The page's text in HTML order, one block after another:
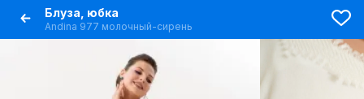
Блуза, юбка
Andina 977 молочный-сирень